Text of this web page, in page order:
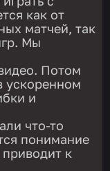
как от
матчей, так
Мы
Потом
ускоренном
и
что-то
понимание
к